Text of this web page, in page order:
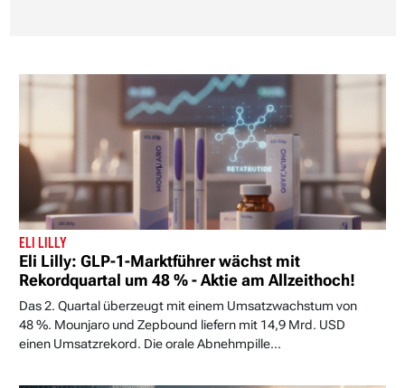
ELI LILLY
Eli Lilly: GLP-1-Marktführer wächst mit
Rekordquartal um 48 % - Aktie am Allzeithoch!
Das 2. Quartal überzeugt mit einem Umsatzwachstum von
48 %. Mounjaro und Zepbound liefern mit 14,9 Mrd. USD
einen Umsatzrekord. Die orale Abnehmpille...